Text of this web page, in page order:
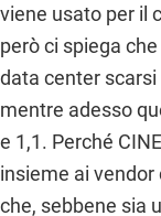
viene usato per il
però ci spiega
data center scarsi
mentre adesso
e 1,1. Perché
insieme ai vendor
che, sebbene sia